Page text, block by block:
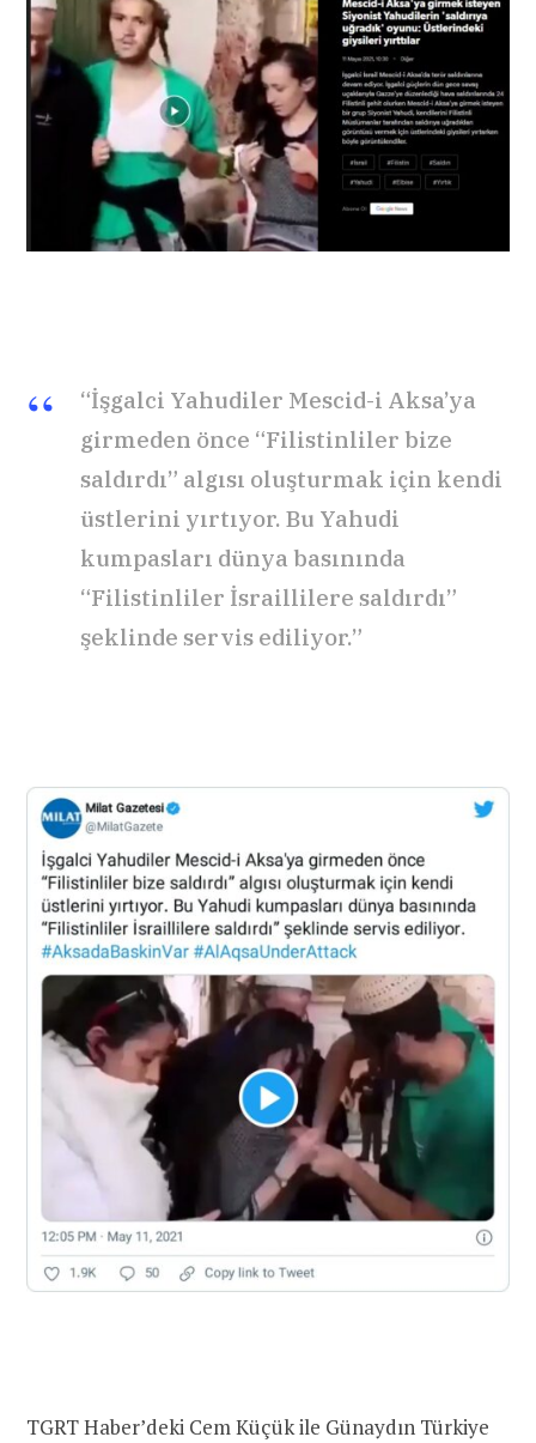
“İşgalci Yahudiler Mescid-i Aksa’ya
girmeden önce “Filistinliler bize
saldırdı” algısı oluşturmak için kendi
üstlerini yırtıyor. Bu Yahudi
kumpasları dünya basınında
“Filistinliler İsraillilere saldırdı”
şeklinde servis ediliyor.”
TGRT Haber’deki Cem Küçük ile Günaydın Türkiye